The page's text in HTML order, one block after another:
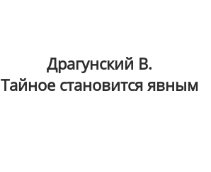
Драгунский В.
Тайное становится явным